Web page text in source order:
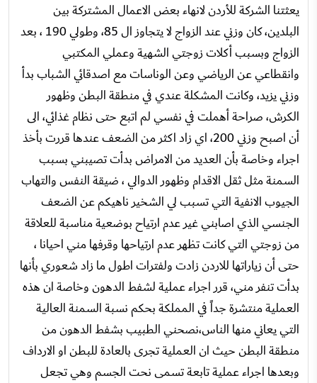
يعثتنا الشركة للأردن لانهاء بعض الاعمال المشتركة بين
البلدين، كان وزني عند الزواج لا يتجاوز ال 85، وطولي 190 ، بعد
الزواج وبسبب أكلات زوجتي الشهية وعملي المكتبي
وانقطاعي عن الرياضي وعن الوناسات مع اصدقائي الشباب بدأ
وزني يزيد، وكانت المشكلة عندي في منطقة البطن وظهور
الكرش، صراحة أهملت في نفسي لم اتبع حتى نظام غذائي، الى
أن اصبح وزني 200، اي زاد اكثر من الضعف عندها قررت بأخذ
اجراء وخاصة بأن العديد من الامراض بدأت تصيبني بسبب
السمنة مثل ثقل الاقدام وظهور الدوالي ، ضيقة النفس والتهاب
الجيوب الانفية التي تسبب لي الشخير ناهيكم عن الضعف
الجنسي الذي اصابني غير عدم ارتياح بوضعية مناسبة للعلاقة
من زوجتي التي كانت تظهر عدم ارتياحها وقرفها مني احيانا ،
حتى أن زياراتها للاردن زادت ولفترات اطول ما زاد شعوري بأنها
بدأت تنفر مني، قرر اجراء عملية لشفط الدهون وخاصة ان هذه
العملية منتشرة جداً في المملكة بحكم نسبة السمنة العالية
التي يعاني منها الناس،نصحني الطبيب بشفط الدهون من
منطقة البطن حيث ان العملية تجرى بالعادة للبطن او الارداف
وبعدها اجراء عملية تابعة تسمى نحت الجسم وهي تجعل